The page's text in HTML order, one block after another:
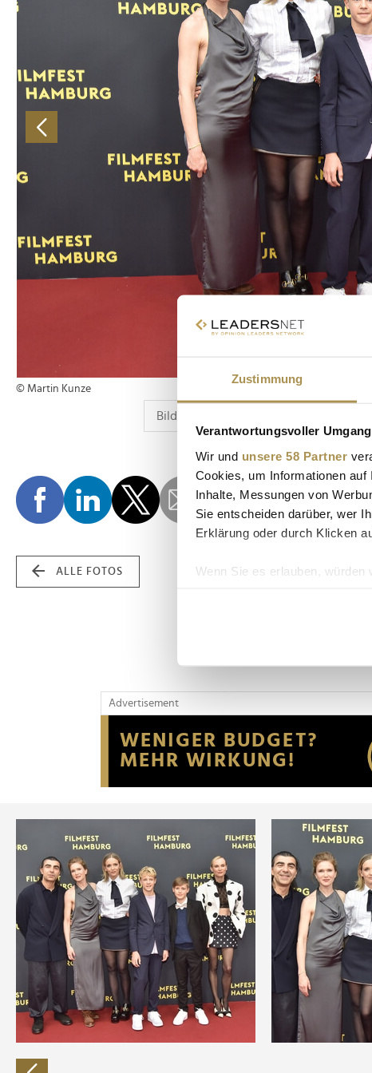
Zustimmung
Verantwortungsvoller
Wir und unsere 58 Partner
Cookies, um Informationen
Inhalte, Messungen von
Sie entscheiden darüber, wer
Erklärung oder durch Klicken
Wenn Sie es erlauben, würden
Erfahren Sie mehr darüber,
Wir verwenden Cookies, um
Website an unsere Partner für
möglicherweise mit weiteren
der Dienste gesammelt haben.
© Martin Kunze
ALLE FOTOS
Advertisement